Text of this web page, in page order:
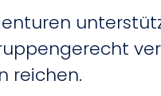
reichen.